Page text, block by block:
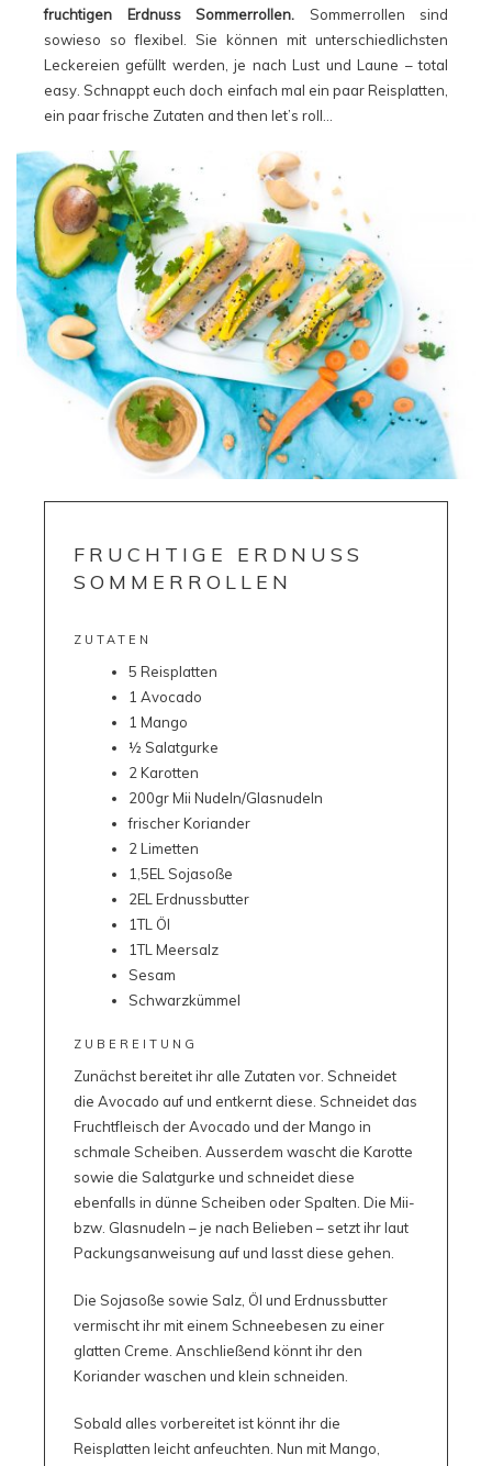
fruchtigen Erdnuss Sommerrollen. Sommerrollen sind
sowieso so flexibel. Sie können mit unterschiedlichsten
Leckereien gefüllt werden, je nach Lust und Laune – total
easy. Schnappt euch doch einfach mal ein paar Reisplatten,
ein paar frische Zutaten and then let’s roll…
FRUCHTIGE ERDNUSS
SOMMERROLLEN
ZUTATEN
5 Reisplatten
1 Avocado
1 Mango
½ Salatgurke
2 Karotten
200gr Mii Nudeln/Glasnudeln
frischer Koriander
2 Limetten
1,5EL Sojasoße
2EL Erdnussbutter
1TL Öl
1TL Meersalz
Sesam
Schwarzkümmel
ZUBEREITUNG
Zunächst bereitet ihr alle Zutaten vor. Schneidet
die Avocado auf und entkernt diese. Schneidet das
Fruchtfleisch der Avocado und der Mango in
schmale Scheiben. Ausserdem wascht die Karotte
sowie die Salatgurke und schneidet diese
ebenfalls in dünne Scheiben oder Spalten. Die Mii-
bzw. Glasnudeln – je nach Belieben – setzt ihr laut
Packungsanweisung auf und lasst diese gehen.
Die Sojasoße sowie Salz, Öl und Erdnussbutter
vermischt ihr mit einem Schneebesen zu einer
glatten Creme. Anschließend könnt ihr den
Koriander waschen und klein schneiden.
Sobald alles vorbereitet ist könnt ihr die
Reisplatten leicht anfeuchten. Nun mit Mango,